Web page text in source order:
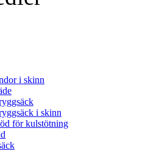
i skinn
i skinn
för kulstötning